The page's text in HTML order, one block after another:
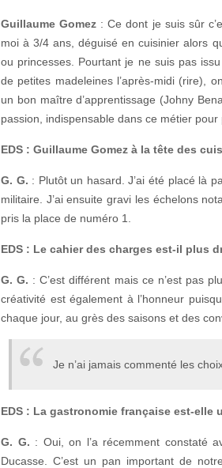
Guillaume Gomez : Ce dont je suis sûr
moi à 3/4 ans, déguisé en cuisinier alors
ou princesses. Pourtant je ne suis pas
de petites madeleines l’après-midi (rire),
un bon maître d’apprentissage (Johny
passion, indispensable dans ce métier
EDS : Guillaume Gomez à la tête des
G. G. : Plutôt un hasard. J’ai été placé là
militaire. J’ai ensuite gravi les échelons
pris la place de numéro 1.
EDS : Le cahier des charges est-il plus
G. G. : C’est différent mais ce n’est pas
créativité est également à l’honneur
chaque jour, au grès des saisons et des
Je n’ai jamais commenté les
EDS : La gastronomie française est-elle
G. G. : Oui, on l’a récemment constaté
Ducasse. C’est un pan important de